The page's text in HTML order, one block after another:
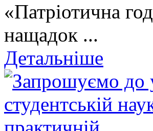
«Патріотична
нащадок ...
Детальніше